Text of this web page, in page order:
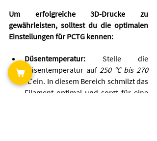
Um erfolgreiche 3D-Drucke zu
gewährleisten, solltest du die optimalen
Einstellungen für PCTG kennen:
Düsentemperatur: Stelle die
Düsentemperatur auf 250 °C bis 270
°C ein. In diesem Bereich schmilzt das
Filament optimal und sorgt für eine